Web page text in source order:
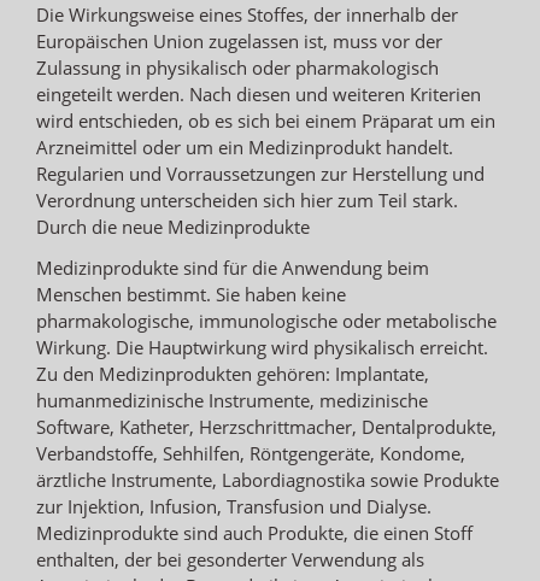
Die Wirkungsweise eines Stoffes, der innerhalb der
Europäischen Union zugelassen ist, muss vor der
Zulassung in physikalisch oder pharmakologisch
eingeteilt werden. Nach diesen und weiteren Kriterien
wird entschieden, ob es sich bei einem Präparat um ein
Arzneimittel oder um ein Medizinprodukt handelt.
Regularien und Vorraussetzungen zur Herstellung und
Verordnung unterscheiden sich hier zum Teil stark.
Durch die neue Medizinprodukte
Medizinprodukte sind für die Anwendung beim
Menschen bestimmt. Sie haben keine
pharmakologische, immunologische oder metabolische
Wirkung. Die Hauptwirkung wird physikalisch erreicht.
Zu den Medizinprodukten gehören: Implantate,
humanmedizinische Instrumente, medizinische
Software, Katheter, Herzschrittmacher, Dentalprodukte,
Verbandstoffe, Sehhilfen, Röntgengeräte, Kondome,
ärztliche Instrumente, Labordiagnostika sowie Produkte
zur Injektion, Infusion, Transfusion und Dialyse.
Medizinprodukte sind auch Produkte, die einen Stoff
enthalten, der bei gesonderter Verwendung als